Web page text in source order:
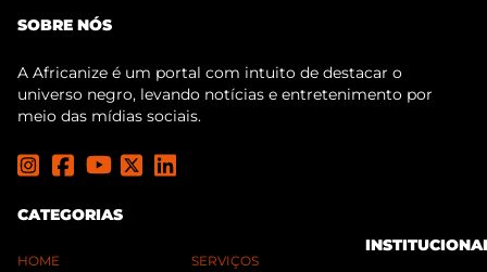
SOBRE NÓS
A Africanize é um portal com intuito de destacar o
universo negro, levando notícias e entretenimento por
meio das mídias sociais.
CATEGORIAS
HOME SERVIÇOS